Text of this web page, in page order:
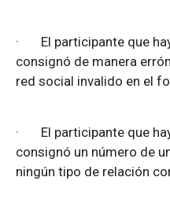
· El participante que
consignó de manera
red social invalido en el
· El participante que
consignó un número de
ningún tipo de relación